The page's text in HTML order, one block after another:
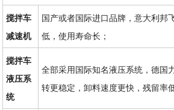
搅拌车
减速机
国产或者国际进口品牌，意大利邦
低，使用寿命长；
搅拌车
液压系
统
全部采用国际知名液压系统，德国
转更稳定，卸料速度更快，残留率